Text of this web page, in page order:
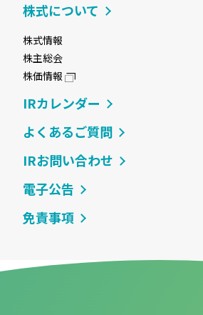
株式について
株式情報
株主総会
株価情報
IRカレンダー
よくあるご質問
IRお問い合わせ
電子公告
免責事項